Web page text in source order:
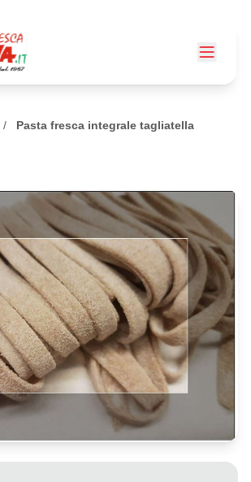
/
Pasta fresca integrale tagliatella